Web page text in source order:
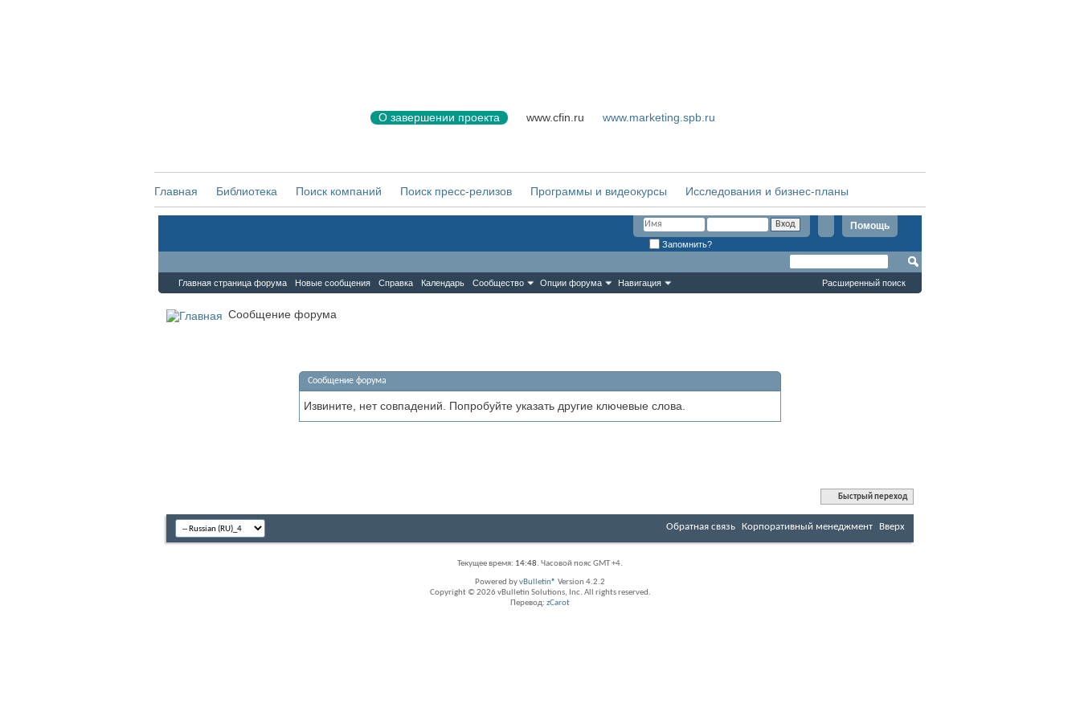
О завершении проекта www.cfin.ru www.marketing.spb.ru
Главная Библиотека Поиск компаний Поиск пресс-релизов Программы и видеокурсы Исследования и бизнес-планы
Помощь
Запомнить?
Главная страница форума Новые сообщения Справка Календарь Сообщество Опции форума Навигация Расширенный поиск
Сообщение форума
Сообщение форума
Извините, нет совпадений. Попробуйте указать другие ключевые слова.
Быстрый переход
Обратная связь Корпоративный менеджмент Вверх
Текущее время: 14:48. Часовой пояс GMT +4.
Powered byvBulletin® Version 4.2.2
Copyright © 2026 vBulletin Solutions, Inc. All rights reserved.
Перевод: zCarot